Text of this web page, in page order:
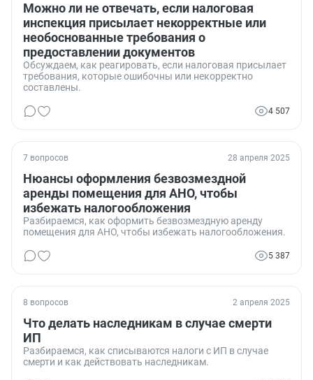
Можно ли не отвечать, если налоговая
инспекция присылает некорректные или
необоснованные требования о
предоставлении документов
Обсуждаем, как реагировать, если налоговая присылает
требования, которые ошибочны или некорректно
составлены.
4 507
7 вопросов 28 апреля 2025
Нюансы оформления безвозмездной
аренды помещения для АНО, чтобы
избежать налогообложения
Разбираемся, как оформить безвозмездную аренду
помещения для АНО, чтобы избежать налогообложения.
5 387
8 вопросов 2 апреля 2025
Что делать наследникам в случае смерти
ИП
Разбираемся, как списываются налоги с ИП в случае
смерти и как действовать наследникам.